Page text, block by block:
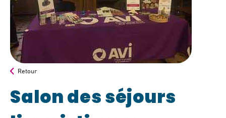
Retour
Salon des séjours